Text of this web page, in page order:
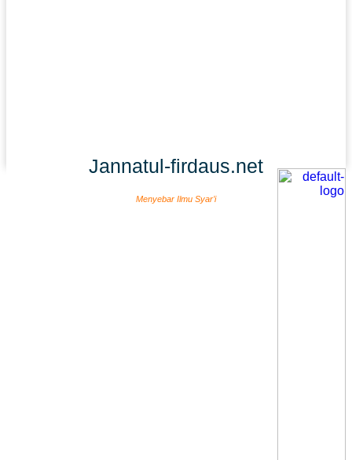
Jannatul-firdaus.net
Menyebar Ilmu Syar’i